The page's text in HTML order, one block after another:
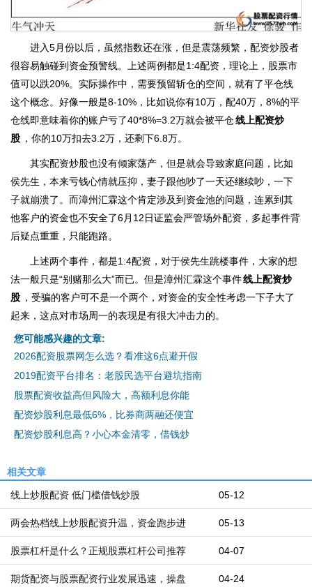
进入5月份以后，虽然指数还在涨，但是震荡频繁，配资炒股者
很容易触碰到资金预警线。上述两例都是1:4配资，理论上，股票市
值可以跌20%。实际操作中，需要预留斩仓的空间，就有了平仓线
这个概念。好像一般是8-10%，比如说你有10万，配40万，8%的平
仓线即意味着你的账户亏了40*8%=3.2万就会被平仓线上配资炒
股 ，你的10万扣去3.2万，还剩下6.8万。
其实配资炒股也没有倾家荡产，但是就会导致家庭问题，比如
侯先生，本来亏钱心情就压抑，妻子跟他吵了一天还继续吵，一下
子就崩溃了。而漳州汇霖这个肯定涉及到资金池的问题，连累到其
他客户的资金也不安全了6月12日证监会严管场外配资，多起事件背
后疑点重重，只能跑路。
上述两个事件，都是1:4配资，对于侯先生跳楼事件，大家的想
法一般只是“别赌那么大”而已。但是漳州汇霖这个事件线上配资炒
股 ，受骗的客户可不是一个两个，对资金的安全性考虑一下子大了
起来，这点对市场周一的表现是有很大冲击力的。
您可能感兴趣的文章:
2026配资股票网怎么选？看准这6点避开假
2019配资平台排名：老股民选平台避坑指南
股票配资收益高但风险大，高额利息你能
配资炒股利息最低6%，比券商两融还便宜
配资炒股利息高？小心本金清零，借钱炒
相关文章
05-12
线上炒股配资 低门槛借钱炒股
05-13
两会热档线上炒股配资升温，资金跑步进
04-07
股票杠杆是什么？正规股票杠杆公司推荐
04-24
期货配资与股票配资行业发展迅速，操盘